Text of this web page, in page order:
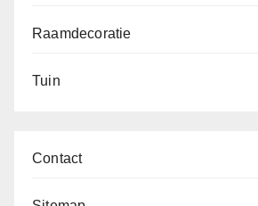
Raamdecoratie
Tuin
Contact